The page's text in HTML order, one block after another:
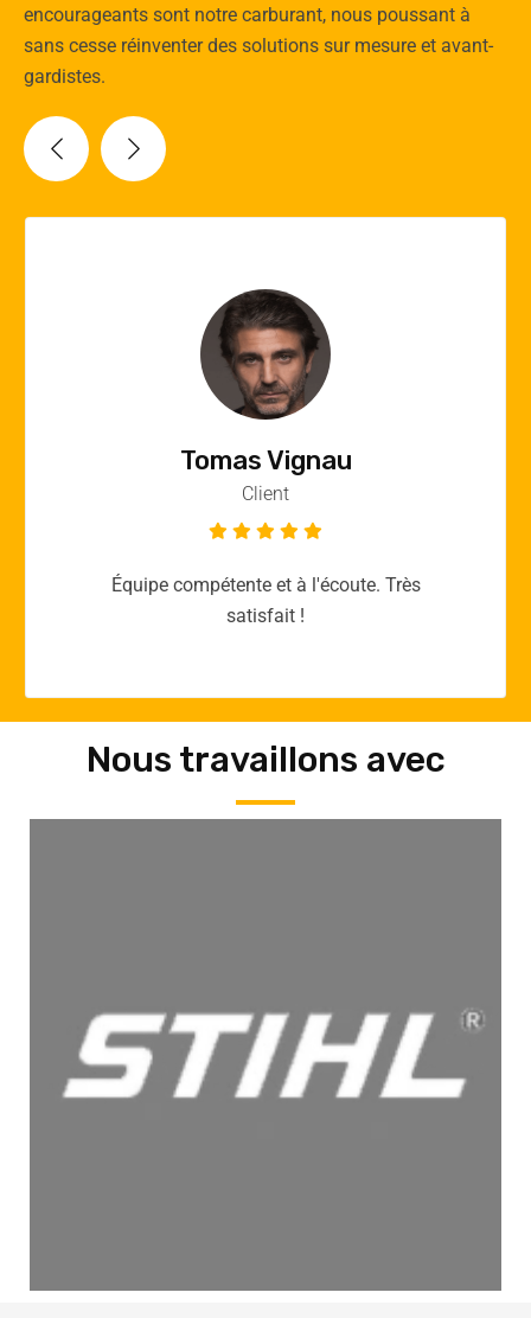
encourageants sont notre carburant, nous poussant à
sans cesse réinventer des solutions sur mesure et avant-
gardistes.
Vincent Quere
Client
Merci yellow365.work pour votre expertise!
Nous travaillons avec